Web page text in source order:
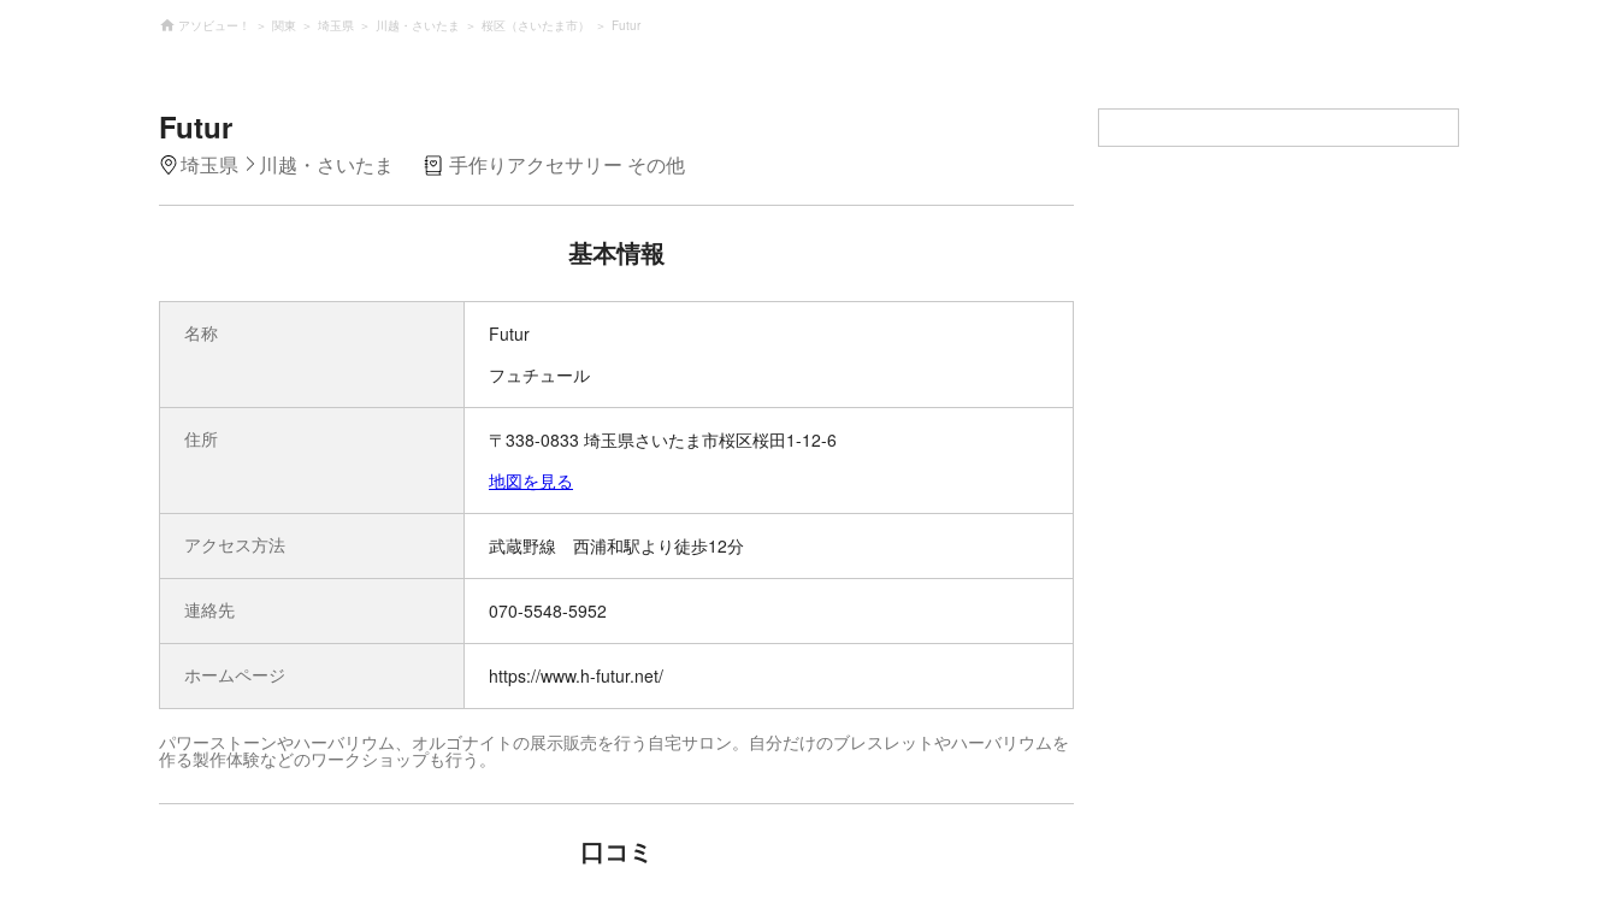
アソビュー！ 関東 埼玉県 川越・さいたま 桜区（さいたま市） Futur
Futur
埼玉県 川越・さいたま 手作りアクセサリー その他
基本情報
名称
Futur
フュチュール
住所
〒338-0833 埼玉県さいたま市桜区桜田1-12-6
地図を見る
アクセス方法 武蔵野線 西浦和駅より徒歩12分
連絡先 070-5548-5952
ホームページ https://www.h-futur.net/
パワーストーンやハーバリウム、オルゴナイトの展示販売を行う自宅サロン。自分だけのブレスレットやハーバリウムを
作る製作体験などのワークショップも行う。
口コミ